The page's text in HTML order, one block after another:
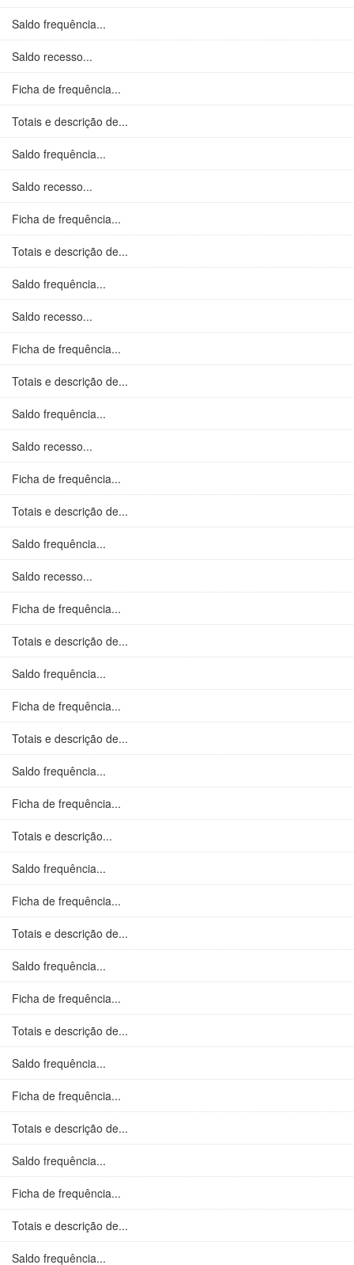
Saldo frequência...
Saldo recesso...
Ficha de frequência...
Totais e descrição de...
Saldo frequência...
Saldo recesso...
Ficha de frequência...
Totais e descrição de...
Saldo frequência...
Saldo recesso...
Ficha de frequência...
Totais e descrição de...
Saldo frequência...
Saldo recesso...
Ficha de frequência...
Totais e descrição de...
Saldo frequência...
Saldo recesso...
Ficha de frequência...
Totais e descrição de...
Saldo frequência...
Ficha de frequência...
Totais e descrição de...
Saldo frequência...
Ficha de frequência...
Totais e descrição...
Saldo frequência...
Ficha de frequência...
Totais e descrição de...
Saldo frequência...
Ficha de frequência...
Totais e descrição de...
Saldo frequência...
Ficha de frequência...
Totais e descrição de...
Saldo frequência...
Ficha de frequência...
Totais e descrição de...
Saldo frequência...